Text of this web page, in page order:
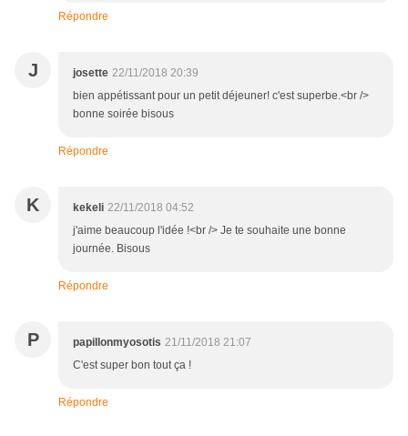
Répondre
J josette 22/11/2018 20:39
bien appétissant pour un petit déjeuner! c'est superbe.<br />
bonne soirée bisous
Répondre
K kekeli 22/11/2018 04:52
j'aime beaucoup l'idée !<br /> Je te souhaite une bonne
journée. Bisous
Répondre
P papillonmyosotis 21/11/2018 21:07
C'est super bon tout ça !
Répondre